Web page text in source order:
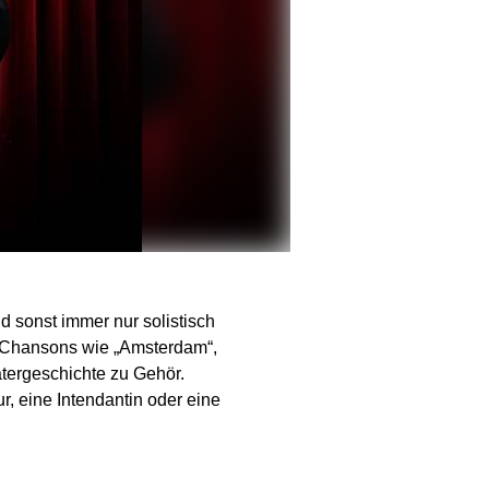
sonst immer nur solistisch
wie „Amsterdam“,
zu Gehör.
eine Intendantin oder eine